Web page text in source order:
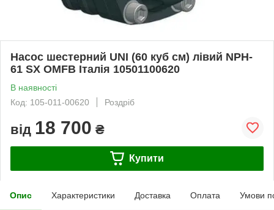
Насос шестерний UNI (60 куб см) лівий NPH-
61 SX OMFB Італія 10501100620
В наявності
Код: 105-011-00620
Роздріб
від 18 700 ₴
Купити
Опис Характеристики Доставка Оплата Умови